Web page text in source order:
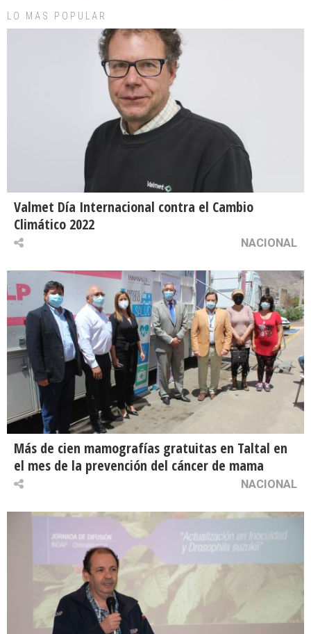
LO MAS POPULAR
Valmet Día Internacional contra el Cambio
Climático 2022
NACIONAL
Más de cien mamografías gratuitas en Taltal en
el mes de la prevención del cáncer de mama
NACIONAL